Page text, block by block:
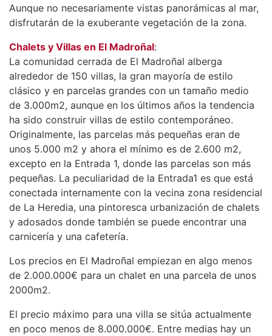
Aunque no necesariamente vistas panorámicas al mar,
disfrutarán de la exuberante vegetación de la zona.
Chalets y Villas en El Madroñal:
La comunidad cerrada de El Madroñal alberga
alrededor de 150 villas, la gran mayoría de estilo
clásico y en parcelas grandes con un tamaño medio
de 3.000m2, aunque en los últimos años la tendencia
ha sido construir villas de estilo contemporáneo.
Originalmente, las parcelas más pequeñas eran de
unos 5.000 m2 y ahora el mínimo es de 2.600 m2,
excepto en la Entrada 1, donde las parcelas son más
pequeñas. La peculiaridad de la Entrada1 es que está
conectada internamente con la vecina zona residencial
de La Heredia, una pintoresca urbanización de chalets
y adosados donde también se puede encontrar una
carnicería y una cafetería.
Los precios en El Madroñal empiezan en algo menos
de 2.000.000€ para un chalet en una parcela de unos
2000m2.
El precio máximo para una villa se sitúa actualmente
en poco menos de 8.000.000€. Entre medias hay un